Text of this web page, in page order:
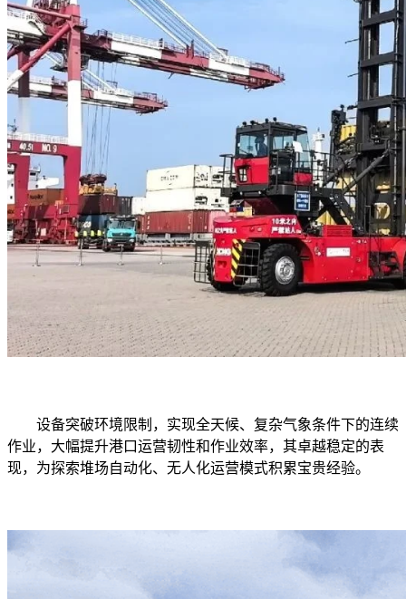
设备突破环境限制，实现全天候、复杂气象条件下的连续
作业，大幅提升港口运营韧性和作业效率，其卓越稳定的表
现，为探索堆场自动化、无人化运营模式积累宝贵经验。